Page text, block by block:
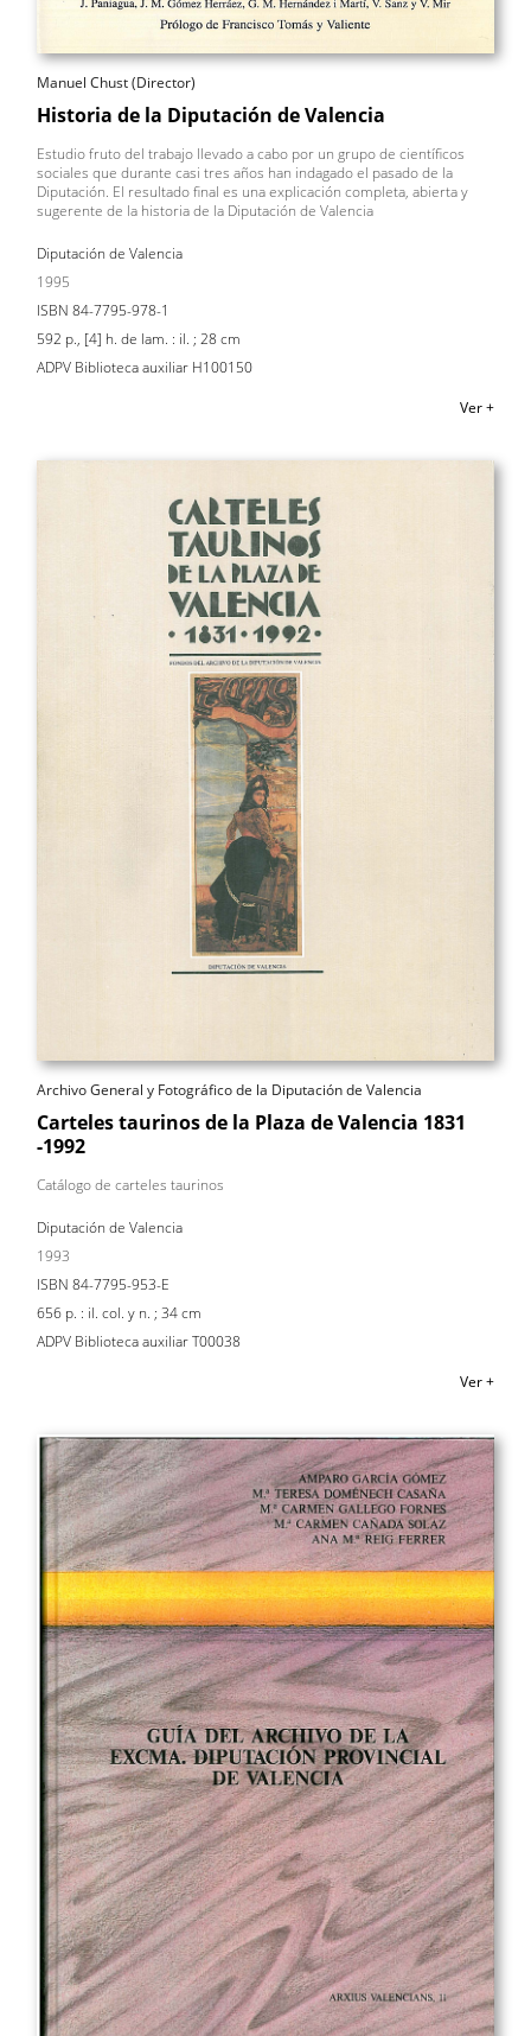
Manuel Chust (Director)
Historia de la Diputación de Valencia
Estudio fruto del trabajo llevado a cabo por un grupo de científicos
sociales que durante casi tres años han indagado el pasado de la
Diputación. El resultado final es una explicación completa, abierta y
sugerente de la historia de la Diputación de Valencia
Diputación de Valencia
1995
ISBN 84-7795-978-1
592 p., [4] h. de lam. : il. ; 28 cm
ADPV Biblioteca auxiliar H100150
Ver +
Archivo General y Fotográfico de la Diputación de Valencia
Carteles taurinos de la Plaza de Valencia 1831
-1992
Catálogo de carteles taurinos
Diputación de Valencia
1993
ISBN 84-7795-953-E
656 p. : il. col. y n. ; 34 cm
ADPV Biblioteca auxiliar T00038
Ver +